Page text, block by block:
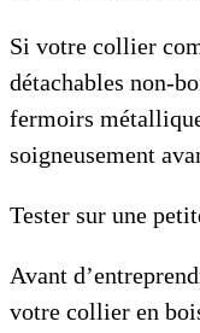
Si votre collier
détachables non-
fermoirs
soigneusement
Tester sur une
Avant
votre collier en